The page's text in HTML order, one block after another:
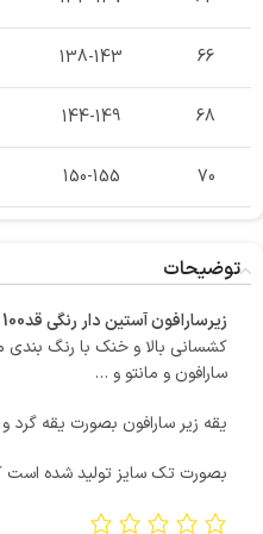
66
138-143
68
144-149
70
150-155
توضیحات
زیرسارافون آستین دار رنگی قد100 سایزبزرگ
کشسانی بالا و خنک با رنگ
سارافون و مانتو و …
یقه زیر سارافون بصورت یقه گرد
بصورت تک سایز تولید شده است که مناسب